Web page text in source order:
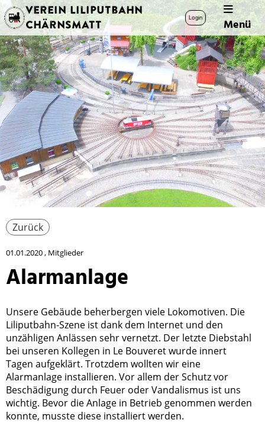
Verein Liliputbahn
Chärnsmatt
Login Menü
Zurück
01.01.2020, Mitglieder
Alarmanlage
Unsere Gebäude beherbergen viele Lokomotiven. Die
Liliputbahn-Szene ist dank dem Internet und den
unzähligen Anlässen sehr vernetzt. Der letzte Diebstahl
bei unseren Kollegen in Le Bouveret wurde innert
Tagen aufgeklärt. Trotzdem wollten wir eine
Alarmanlage installieren. Vor allem der Schutz vor
Beschädigung durch Feuer oder Vandalismus ist uns
wichtig. Bevor die Anlage in Betrieb genommen werden
konnte, musste diese installiert werden.